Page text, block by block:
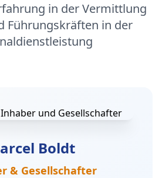
in der Vermittlung
Führungskräften in der
Boldt
& Gesellschafter